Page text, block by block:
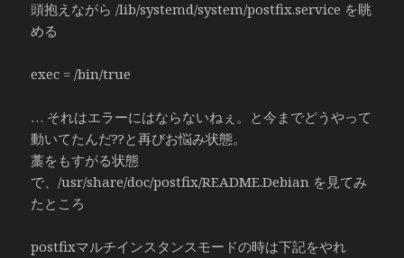
頭抱えながら /lib/systemd/system/postfix.service を眺
める
exec = /bin/true
… それはエラーにはならないねぇ。と今までどうやって
動いてたんだ??と再びお悩み状態。
藁をもすがる状態
で、/usr/share/doc/postfix/README.Debian を見てみ
たところ
postfixマルチインスタンスモードの時は下記をやれ